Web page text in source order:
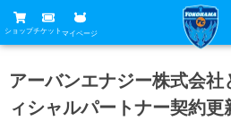
ショップチケット マイページ
グッズ
試合
アーバンエナジー株式会
ィシャルパートナー契約更